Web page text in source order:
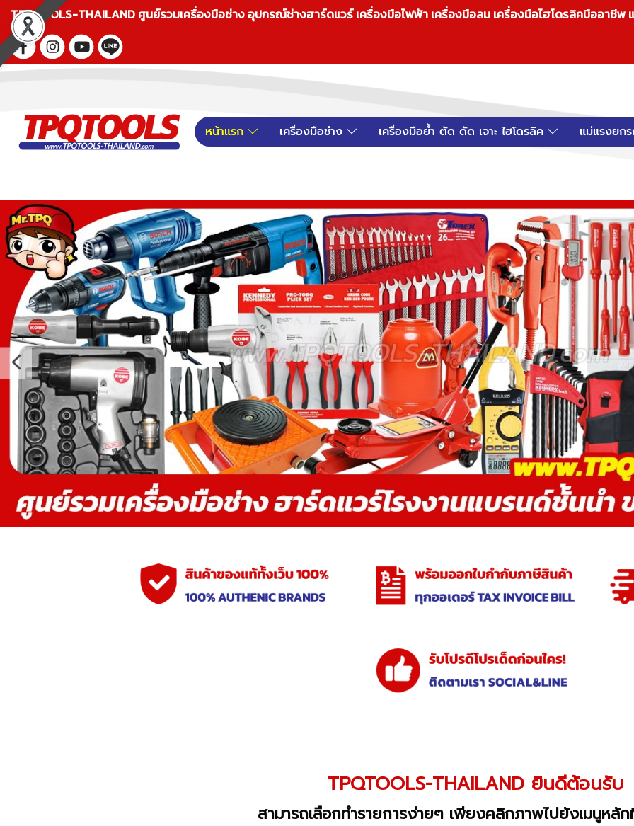
TPQTOOLS-THAILAND ศูนย์รวมเครื่องมือช่าง อุปกรณ์ช่างฮาร์ดแวร์ เครื่องมือไฟฟ้า เครื่องมือลม เครื่องมือไฮโดรลิคมืออาชี
หน้าแรก เครื่องมือช่าง เครื่องมือย้ำ ตัด ดัด เจาะ ไฮโดรลิค แม่แรงยก
TPQTOOLS-THAILAND ยินดีต้อนรับ
สามารถเลือกทำรายการง่ายๆ เพียงคลิกภาพไปยังเมนูหลั